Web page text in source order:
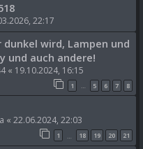
22:17
wird, Lampen und
und auch andere!
« 19.10.2024, 16:15
1 … 5 6 7 8
« 22.06.2024, 22:03
1 … 18 19 20 21